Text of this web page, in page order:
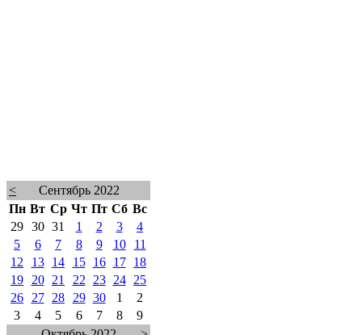
<
Сентябрь 2022
Пн Вт Ср Чт Пт Сб Вс
29 30 31 1 2 3
4
5
6 7 8 9 10
11
12
13 14 15 16 17
18
19
20 21 22 23 24
25
26
27 28 29 30 1
2
3
4 5 6 7 8
9